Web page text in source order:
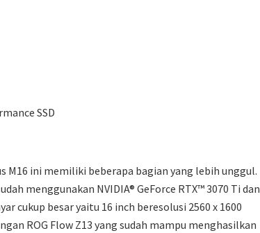
SSD
M16 ini memiliki beberapa bagian yang lebih unggul.
menggunakan NVIDIA® GeForce RTX™ 3070 Ti dan
cukup besar yaitu 16 inch beresolusi 2560 x 1600
ROG Flow Z13 yang sudah mampu menghasilkan